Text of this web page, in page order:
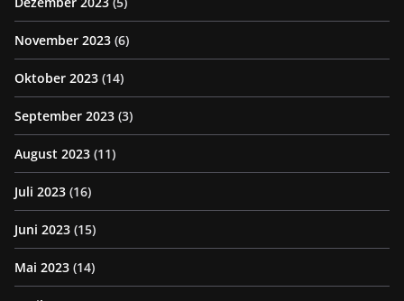
November 2023 (6)
Oktober 2023 (14)
September 2023 (3)
August 2023 (11)
Juli 2023 (16)
Juni 2023 (15)
Mai 2023 (14)